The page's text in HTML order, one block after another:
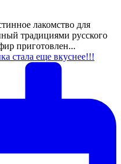
лакомство для
традициями русского
приготовлен...